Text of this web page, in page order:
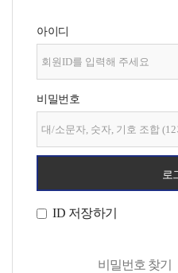
아이디
비밀번호
로
ID 저장하기
비밀번호 찾기